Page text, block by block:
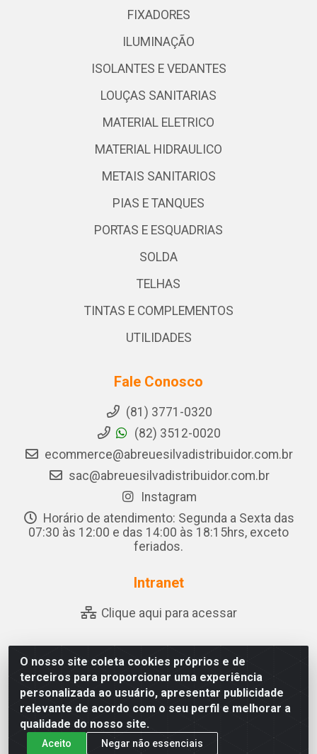
O nosso site coleta cookies próprios e de
terceiros para proporcionar uma experiência
personalizada ao usuário, apresentar publicidade
relevante de acordo com o seu perfil e melhorar a
qualidade do nosso site.
Aceito Negar não essenciais
FIXADORES
ILUMINAÇÃO
ISOLANTES E VEDANTES
LOUÇAS SANITARIAS
MATERIAL ELETRICO
MATERIAL HIDRAULICO
METAIS SANITARIOS
PIAS E TANQUES
PORTAS E ESQUADRIAS
SOLDA
TELHAS
TINTAS E COMPLEMENTOS
UTILIDADES
Fale Conosco
(81) 3771-0320
(82) 3512-0020
ecommerce@abreuesilvadistribuidor.com.br
sac@abreuesilvadistribuidor.com.br
Instagram
Horário de atendimento: Segunda a Sexta das
07:30 às 12:00 e das 14:00 às 18:15hrs, exceto
feriados.
Intranet
Clique aqui para acessar
Abreu & Silva - Rua Padre Jose de Souza Leite, 265 - Ariado,
Olho D'Água das Flores/AL - CEP 57.442-000 - CNPJ
04.790.656/0001-06